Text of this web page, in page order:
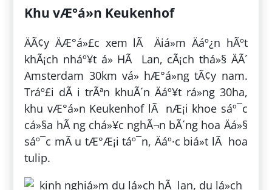
Khu vÆ°á»n Keukenhof
ÄÃ¢y ÄÆ°á»£c xem lÃ Äiá»m Äáº¿n hÃºt
khÃ¡ch nháº¥t á» HÃ Lan, cÃ¡ch thá»§ ÄÃ´
Amsterdam 30km vá» hÆ°á»ng tÃ¢y nam.
Tráº£i dÃ i trÃªn khuÃ´n Äáº¥t rá»ng 30ha,
khu vÆ°á»n Keukenhof lÃ nÆ¡i khoe sáº¯c
cá»§a hÃ ng chá»¥c nghÃ¬n bÃ´ng hoa Äá»§
sáº¯c mÃ u tÆ°Æ¡i táº¯n, Äáº·c biá»t lÃ hoa
tulip.